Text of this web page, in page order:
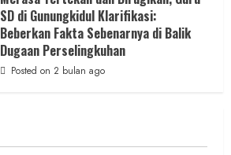
SD di Gunungkidul Klarifikasi:
Beberkan Fakta Sebenarnya di Balik
Dugaan Perselingkuhan
Posted on 2 bulan ago